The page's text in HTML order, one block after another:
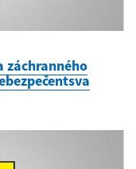
záchranného